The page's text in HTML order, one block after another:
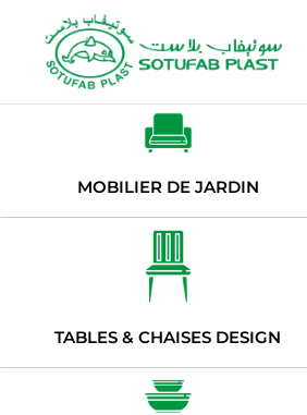
MOBILIER DE JARDIN
TABLES & CHAISES DESIGN